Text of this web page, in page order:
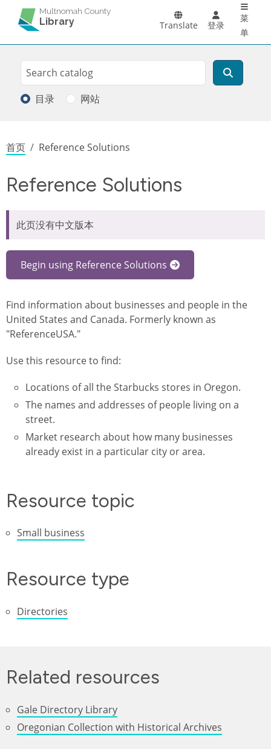
跳转到主要内容Multnomah County
Library Translate 登录
菜
单
Search
搜索
目录 网站
面包屑
首页 Reference Solutions
Reference Solutions
此页没有中文版本
Begin using Reference Solutions
Find information about businesses and people in the
United States and Canada. Formerly known as
"ReferenceUSA."
Use this resource to find:
Locations of all the Starbucks stores in Oregon.
The names and addresses of people living on a
street.
Market research about how many businesses
already exist in a particular city or area.
Resource topic
Small business
Resource type
Directories
Related resources
Gale Directory Library
Oregonian Collection with Historical Archives